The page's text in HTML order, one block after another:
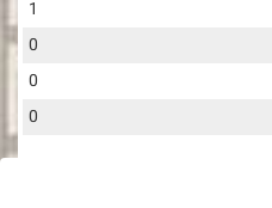
1
0
0
0